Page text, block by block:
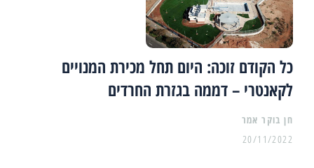
כל הקודם זוכה: היום תחל מכירת המנויים
לקאנטרי – דממה בגזרת החרדים
20/11/2022